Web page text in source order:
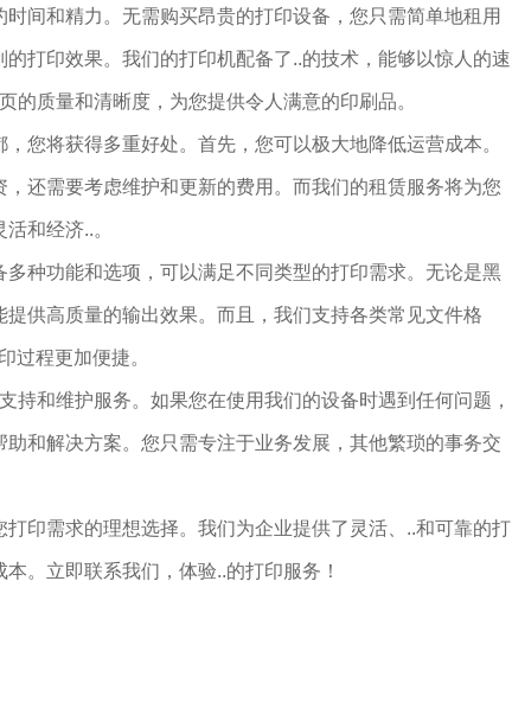
间和精力。无需购买昂贵的打印设备，您只需简单地租用
打印效果。我们的打印机配备了..的技术，能够以惊人的速
的质量和清晰度，为您提供令人满意的印刷品。
您将获得多重好处。首先，您可以极大地降低运营成本。
还需要考虑维护和更新的费用。而我们的租赁服务将为您
和经济..。
种功能和选项，可以满足不同类型的打印需求。无论是黑
供高质量的输出效果。而且，我们支持各类常见文件格
过程更加便捷。
持和维护服务。如果您在使用我们的设备时遇到任何问题，
和解决方案。您只需专注于业务发展，其他繁琐的事务交
印需求的理想选择。我们为企业提供了灵活、..和可靠的打
。立即联系我们，体验..的打印服务！